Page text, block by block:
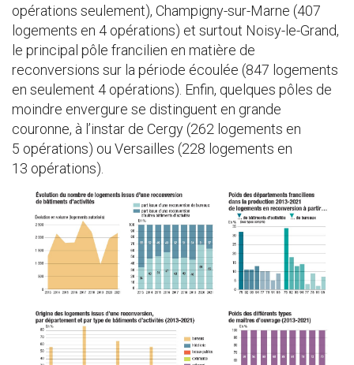
opérations seulement), Champigny-sur-Marne (407
logements en 4 opérations) et surtout Noisy-le-Grand,
le principal pôle francilien en matière de
reconversions sur la période écoulée (847 logements
en seulement 4 opérations). Enfin, quelques pôles de
moindre envergure se distinguent en grande
couronne, à l’instar de Cergy (262 logements en
5 opérations) ou Versailles (228 logements en
13 opérations).